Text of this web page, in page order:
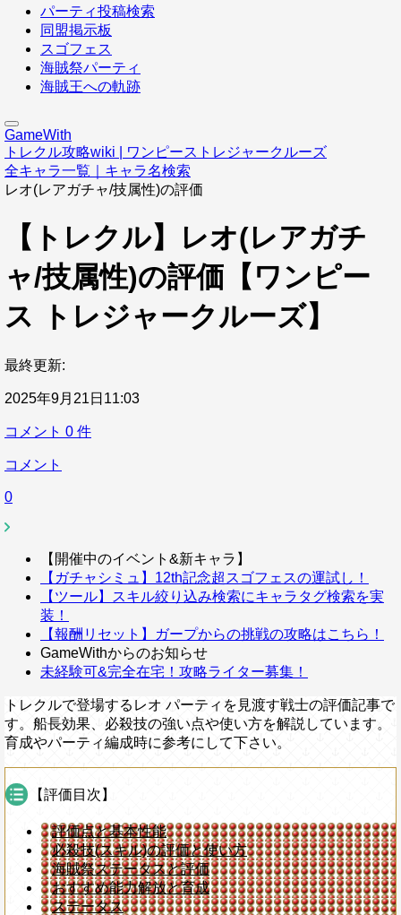
パーティ投稿検索
同盟掲示板
スゴフェス
海賊祭パーティ
海賊王への軌跡
GameWith
トレクル攻略wiki | ワンピーストレジャークルーズ
全キャラ一覧｜キャラ名検索
レオ(レアガチャ/技属性)の評価
【トレクル】レオ(レアガチ
ャ/技属性)の評価【ワンピー
ス トレジャークルーズ】
最終更新:
2025年9月21日11:03
コメント 0 件
コメント
0
【開催中のイベント&新キャラ】
【ガチャシミュ】12th記念超スゴフェスの運試し！
【ツール】スキル絞り込み検索にキャラタグ検索を実
装！
【報酬リセット】ガープからの挑戦の攻略はこちら！
GameWithからのお知らせ
未経験可&完全在宅！攻略ライター募集！
トレクルで登場するレオ パーティを見渡す戦士の評価記事で
す。船長効果、必殺技の強い点や使い方を解説しています。
育成やパーティ編成時に参考にして下さい。
【評価目次】
評価点と基本性能
必殺技(スキル)の評価と使い方
海賊祭ステータスと評価
おすすめ能力解放と育成
ステータス